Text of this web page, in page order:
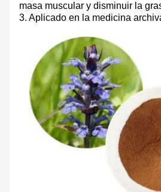
masa muscular y disminuir la
3. Aplicado en la medicina